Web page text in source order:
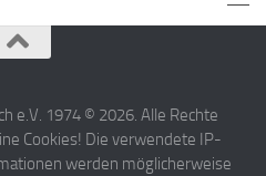
e.V. 1974 © 2026. Alle Rechte
Cookies! Die verwendete IP-
werden möglicherweise